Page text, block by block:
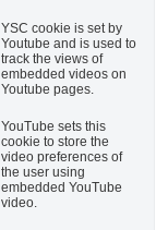
YSC cookie is set by
Youtube and is used to
track the views of
embedded videos on
Youtube pages.
YouTube sets this
cookie to store the
video preferences of
the user using
embedded YouTube
video.